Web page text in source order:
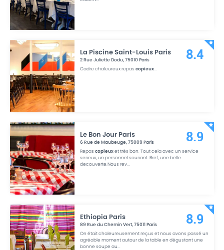
La Piscine Saint-Louis Paris
2 Rue Juliette Dodu,75010Paris
Cadre chaleureux repascopieux...
8.4
Le Bon Jour Paris
6 Rue de Maubeuge,75009 Paris
Repascopieuxet très bon. Tout cela avec un service
serieux, un personnel souriant. Bref, une belle
decouverte.Nous rev...
8.9
Ethiopia Paris
89 Rue du Chemin Vert,75011Paris
On était chaleureusement reçus et nous avons passé un
agréable moment autour de la table en dégustant une
bonne soupe au...
8.9